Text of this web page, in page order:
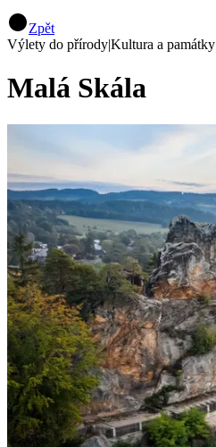
Zpět
Výlety do přírody|Kultura a památky
Malá Skála